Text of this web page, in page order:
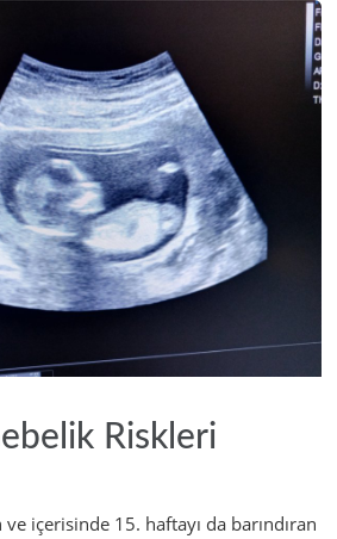
Riskleri
içerisinde 15. haftayı da barındıran